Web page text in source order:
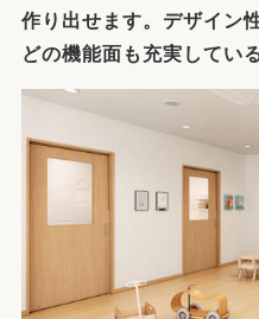
作り出せます。デザイン
どの機能面も充実してい